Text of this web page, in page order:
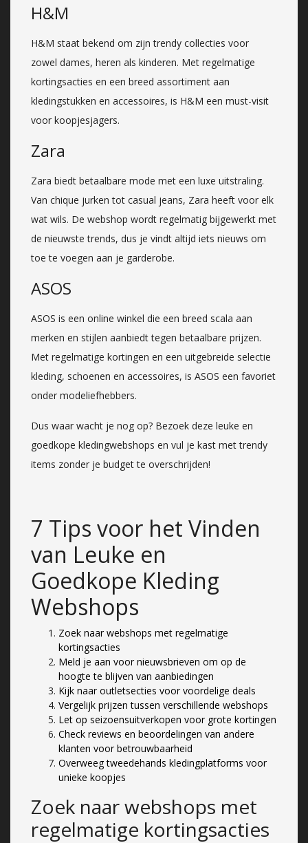
H&M
H&M staat bekend om zijn trendy collecties voor
zowel dames, heren als kinderen. Met regelmatige
kortingsacties en een breed assortiment aan
kledingstukken en accessoires, is H&M een must-visit
voor koopjesjagers.
Zara
Zara biedt betaalbare mode met een luxe uitstraling.
Van chique jurken tot casual jeans, Zara heeft voor elk
wat wils. De webshop wordt regelmatig bijgewerkt met
de nieuwste trends, dus je vindt altijd iets nieuws om
toe te voegen aan je garderobe.
ASOS
ASOS is een online winkel die een breed scala aan
merken en stijlen aanbiedt tegen betaalbare prijzen.
Met regelmatige kortingen en een uitgebreide selectie
kleding, schoenen en accessoires, is ASOS een favoriet
onder modeliefhebbers.
Dus waar wacht je nog op? Bezoek deze leuke en
goedkope kledingwebshops en vul je kast met trendy
items zonder je budget te overschrijden!
7 Tips voor het Vinden
van Leuke en
Goedkope Kleding
Webshops
Zoek naar webshops met regelmatige
kortingsacties
Meld je aan voor nieuwsbrieven om op de
hoogte te blijven van aanbiedingen
Kijk naar outletsecties voor voordelige deals
Vergelijk prijzen tussen verschillende webshops
Let op seizoensuitverkopen voor grote kortingen
Check reviews en beoordelingen van andere
klanten voor betrouwbaarheid
Overweeg tweedehands kledingplatforms voor
unieke koopjes
Zoek naar webshops met
regelmatige kortingsacties